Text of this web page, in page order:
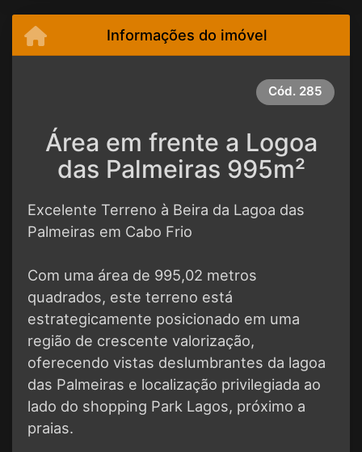
Informações do imóvel
Cód. 285
Área em frente a Logoa
das Palmeiras 995m²
Excelente Terreno à Beira da Lagoa das
Palmeiras em Cabo Frio
Com uma área de 995,02 metros
quadrados, este terreno está
estrategicamente posicionado em uma
região de crescente valorização,
oferecendo vistas deslumbrantes da lagoa
das Palmeiras e localização privilegiada ao
lado do shopping Park Lagos, próximo a
praias.